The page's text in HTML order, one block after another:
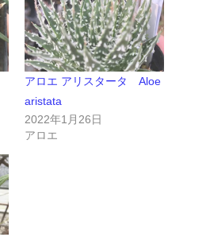
アロエ アリスタータ Aloe
aristata
2022年1月26日
アロエ